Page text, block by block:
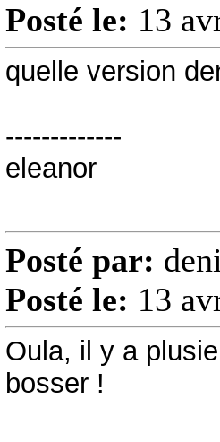
Posté le: 13
quelle version
-------------
eleanor
Posté par:
Posté le: 13
Oula, il y a
bosser !